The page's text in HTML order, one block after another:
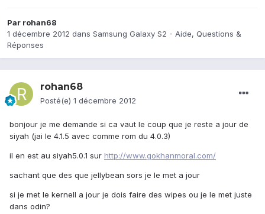
Par rohan68
1 décembre 2012 dans Samsung Galaxy S2 - Aide, Questions &
Réponses
rohan68
Posté(e) 1 décembre 2012
bonjour je me demande si ca vaut le coup que je reste a jour de
siyah (jai le 4.1.5 avec comme rom du 4.0.3)
il en est au siyah5.0.1 sur http://www.gokhanmoral.com/
sachant que des que jellybean sors je le met a jour
si je met le kernell a jour je dois faire des wipes ou je le met juste
dans odin?